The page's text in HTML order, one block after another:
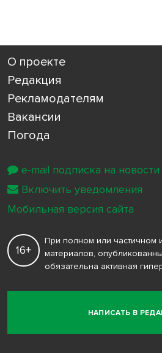
О проекте
Редакция
Рекламодателям
Вакансии
Погода
НАПИСАТЬ В
16+
При полном или частичном
материалов,
обязательна активная
e-mail подписка на новости
Включить уведомления
Мобильная версия сайта